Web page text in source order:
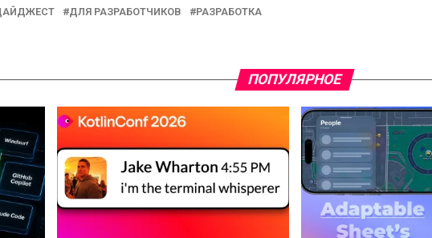
ДЛЯ РАЗРАБОТЧИКОВ РАЗРАБОТКА
ПОПУЛЯРНОЕ